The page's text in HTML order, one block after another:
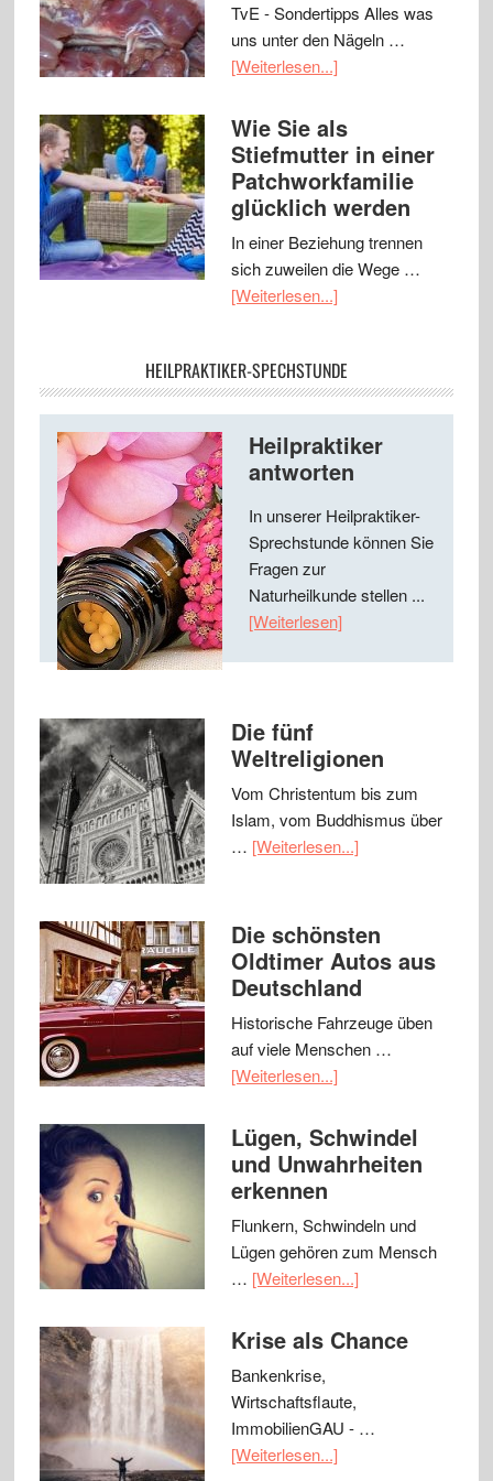
TvE - Sondertipps Alles was
uns unter den Nägeln …
[Weiterlesen...]
Wie Sie als
Stiefmutter in einer
Patchworkfamilie
glücklich werden
In einer Beziehung trennen
sich zuweilen die Wege …
[Weiterlesen...]
HEILPRAKTIKER-SPECHSTUNDE
Heilpraktiker
antworten
In unserer Heilpraktiker-
Sprechstunde können Sie
Fragen zur
Naturheilkunde stellen ...
[Weiterlesen]
Die fünf
Weltreligionen
Vom Christentum bis zum
Islam, vom Buddhismus über
… [Weiterlesen...]
Die schönsten
Oldtimer Autos aus
Deutschland
Historische Fahrzeuge üben
auf viele Menschen …
[Weiterlesen...]
Lügen, Schwindel
und Unwahrheiten
erkennen
Flunkern, Schwindeln und
Lügen gehören zum Mensch
… [Weiterlesen...]
Krise als Chance
Bankenkrise,
Wirtschaftsflaute,
ImmobilienGAU - …
[Weiterlesen...]